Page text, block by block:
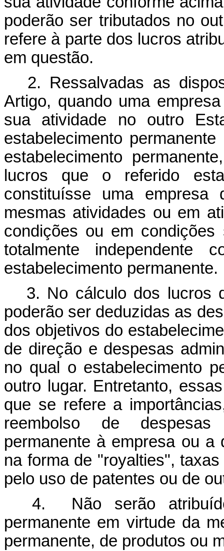
poderão ser tributados no
refere à parte dos lucros
em questão.
2. Ressalvadas as
Artigo, quando uma
sua atividade no outro
estabelecimento
estabelecimento
lucros que o referido
constituísse uma empresa
mesmas atividades ou em
condições ou em condições
totalmente
estabelecimento permanente.
3. No cálculo dos lucros
poderão ser deduzidas as
dos objetivos do
de direção e despesas
no qual o estabelecimento
outro lugar. Entretanto,
que se refere a
reembolso de despesas
permanente à empresa ou
na forma de "royalties",
pelo uso de patentes ou de
4. Não serão
permanente em virtude da
permanente, de produtos ou